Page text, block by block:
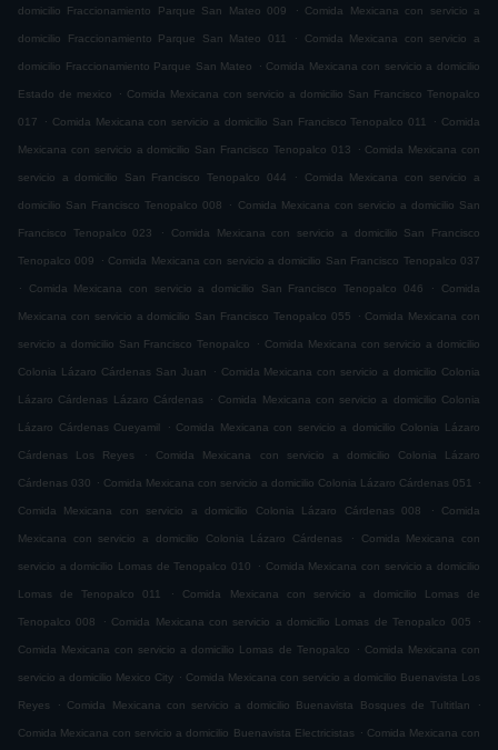
domicilio Fraccionamiento Parque San Mateo 009 . Comida Mexicana con servicio a
domicilio Fraccionamiento Parque San Mateo 011 . Comida Mexicana con servicio a
domicilio Fraccionamiento Parque San Mateo . Comida Mexicana con servicio a domicilio
Estado de mexico . Comida Mexicana con servicio a domicilio San Francisco Tenopalco
017 . Comida Mexicana con servicio a domicilio San Francisco Tenopalco 011 . Comida
Mexicana con servicio a domicilio San Francisco Tenopalco 013 . Comida Mexicana con
servicio a domicilio San Francisco Tenopalco 044 . Comida Mexicana con servicio a
domicilio San Francisco Tenopalco 008 . Comida Mexicana con servicio a domicilio San
Francisco Tenopalco 023 . Comida Mexicana con servicio a domicilio San Francisco
Tenopalco 009 . Comida Mexicana con servicio a domicilio San Francisco Tenopalco 037
.
Comida Mexicana con servicio a domicilio San Francisco Tenopalco 046 . Comida
Mexicana con servicio a domicilio San Francisco Tenopalco 055 . Comida Mexicana con
servicio a domicilio San Francisco Tenopalco . Comida Mexicana con servicio a domicilio
Colonia Lázaro Cárdenas San Juan . Comida Mexicana con servicio a domicilio Colonia
Lázaro Cárdenas Lázaro Cárdenas . Comida Mexicana con servicio a domicilio Colonia
Lázaro Cárdenas Cueyamil . Comida Mexicana con servicio a domicilio Colonia Lázaro
Cárdenas Los Reyes . Comida Mexicana con servicio a domicilio Colonia Lázaro
Cárdenas 030 . Comida Mexicana con servicio a domicilio Colonia Lázaro Cárdenas 051 .
Comida Mexicana con servicio a domicilio Colonia Lázaro Cárdenas 008 . Comida
Mexicana con servicio a domicilio Colonia Lázaro Cárdenas . Comida Mexicana con
servicio a domicilio Lomas de Tenopalco 010 . Comida Mexicana con servicio a domicilio
Lomas de Tenopalco 011 . Comida Mexicana con servicio a domicilio Lomas de
Tenopalco 008 . Comida Mexicana con servicio a domicilio Lomas de Tenopalco 005 .
Comida Mexicana con servicio a domicilio Lomas de Tenopalco . Comida Mexicana con
servicio a domicilio Mexico City . Comida Mexicana con servicio a domicilio Buenavista Los
Reyes . Comida Mexicana con servicio a domicilio Buenavista Bosques de Tultitlan .
Comida Mexicana con servicio a domicilio Buenavista Electricistas . Comida Mexicana con